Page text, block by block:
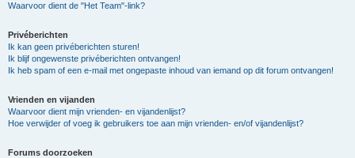
Waarvoor dient de "Het Team"-link?
Privéberichten
Ik kan geen privéberichten sturen!
Ik blijf ongewenste privéberichten ontvangen!
Ik heb spam of een e-mail met ongepaste inhoud van iemand op dit forum ontvangen!
Vrienden en vijanden
Waarvoor dient mijn vrienden- en vijandenlijst?
Hoe verwijder of voeg ik gebruikers toe aan mijn vrienden- en/of vijandenlijst?
Forums doorzoeken